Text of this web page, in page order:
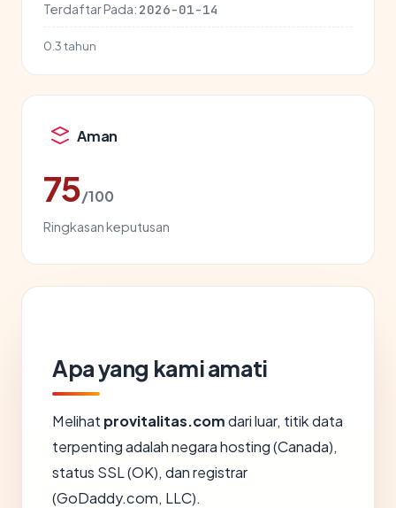
Terdaftar Pada: 2026-01-14
0.3 tahun
Aman
75/100
Ringkasan keputusan
Apa yang kami amati
Melihat provitalitas.comdari luar, titik data
terpenting adalah negara hosting (Canada),
status SSL (OK), dan registrar
(GoDaddy.com, LLC).